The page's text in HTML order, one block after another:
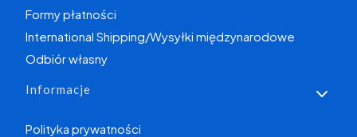
Formy płatności
International Shipping/Wysyłki międzynarodowe
Odbiór własny
Informacje
Polityka prywatności